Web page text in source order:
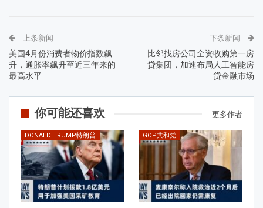
上条新闻
美国4月份消费者物价指数飙
升，通胀率飙升至近三年来的
最高水平
下条新闻
比邻找房公司全资收购第一房
贷集团，加速布局人工智能房
贷金融市场
你可能还喜欢 更多作者
DONALD TRUMP特朗普 GOP共和党